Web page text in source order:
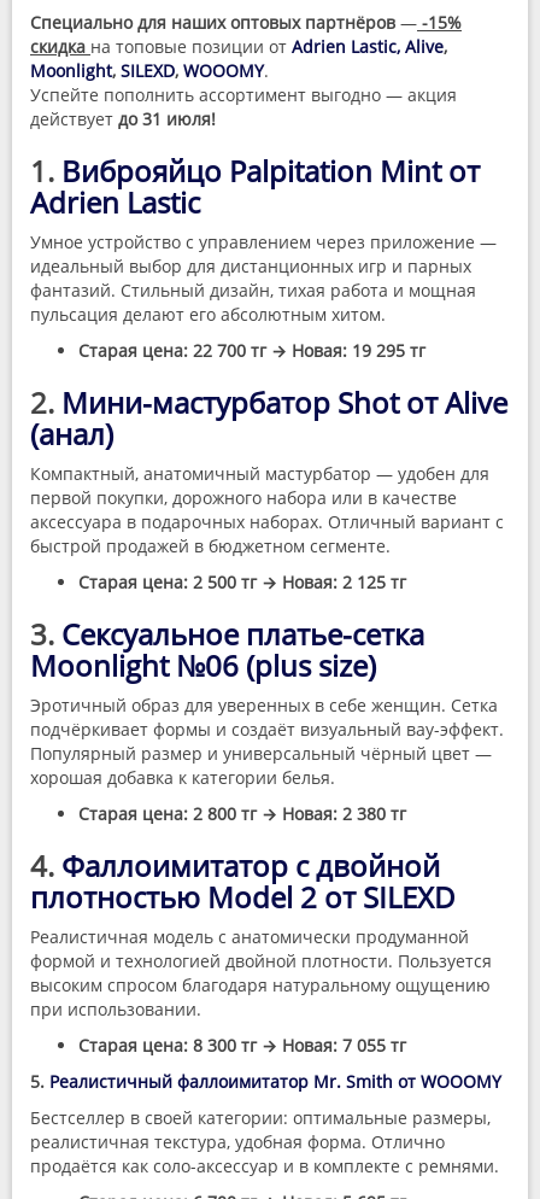
Специально для наших оптовых партнёров — -15%
скидка на топовые позиции от Adrien Lastic, Alive,
Moonlight, SILEXD, WOOOMY.
Успейте пополнить ассортимент выгодно — акция
действует до 31 июля!
1. Виброяйцо Palpitation Mint от
Adrien Lastic
Умное устройство с управлением через приложение —
идеальный выбор для дистанционных игр и парных
фантазий. Стильный дизайн, тихая работа и мощная
пульсация делают его абсолютным хитом.
Старая цена: 22 700 тг → Новая: 19 295 тг
2. Мини-мастурбатор Shot от Alive
(анал)
Компактный, анатомичный мастурбатор — удобен для
первой покупки, дорожного набора или в качестве
аксессуара в подарочных наборах. Отличный вариант с
быстрой продажей в бюджетном сегменте.
Старая цена: 2 500 тг → Новая: 2 125 тг
3. Сексуальное платье-сетка
Moonlight №06 (plus size)
Эротичный образ для уверенных в себе женщин. Сетка
подчёркивает формы и создаёт визуальный вау-эффект.
Популярный размер и универсальный чёрный цвет —
хорошая добавка к категории белья.
Старая цена: 2 800 тг → Новая: 2 380 тг
4. Фаллоимитатор с двойной
плотностью Model 2 от SILEXD
Реалистичная модель с анатомически продуманной
формой и технологией двойной плотности. Пользуется
высоким спросом благодаря натуральному ощущению
при использовании.
Старая цена: 8 300 тг → Новая: 7 055 тг
5. Реалистичный фаллоимитатор Mr. Smith от WOOOMY
Бестселлер в своей категории: оптимальные размеры,
реалистичная текстура, удобная форма. Отлично
продаётся как соло-аксессуар и в комплекте с ремнями.